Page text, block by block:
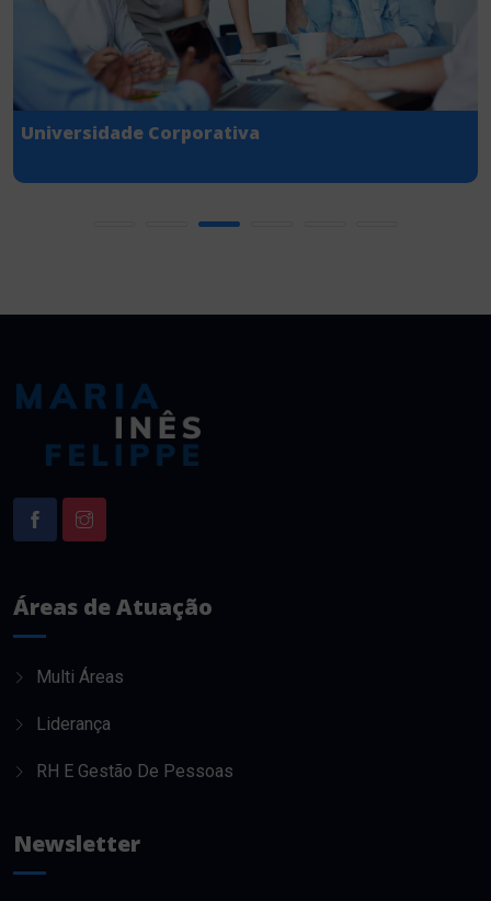
Universidade Corporativa
Áreas de Atuação
Multi Áreas
Liderança
RH E Gestão De Pessoas
Newsletter